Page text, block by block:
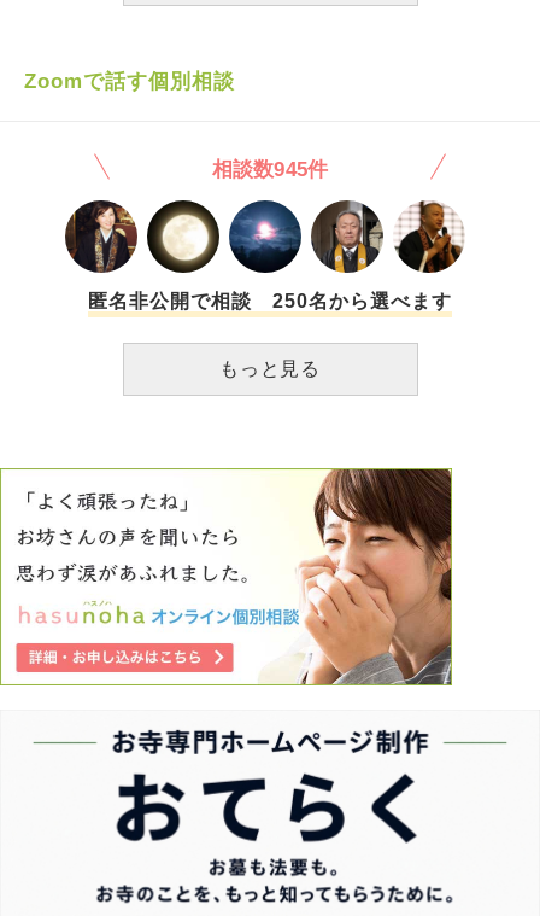
たので読みにくいとは思いますが、たくさんの方のご意見を
響しかないと実感しました。 すぐにでも退職しようと思う
のですが、どうすればよいのでしょうか？ 自分がいること
ろしくお願いします
Zoomで話す個別相談
相談数945件
匿名非公開で相談 250名から選べます
もっと見る